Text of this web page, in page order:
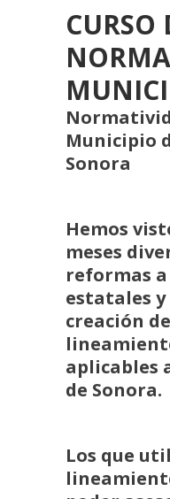
CURSO
Municipio
Sonora
Hemos
meses
reformas a
estatales
creación
aplicables
de Sonora.
Los que